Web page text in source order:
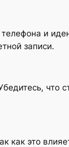
и
записи.
что
как это